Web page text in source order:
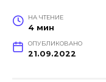
НА ЧТЕНИЕ
4 мин
ОПУБЛИКОВАНО
21.09.2022